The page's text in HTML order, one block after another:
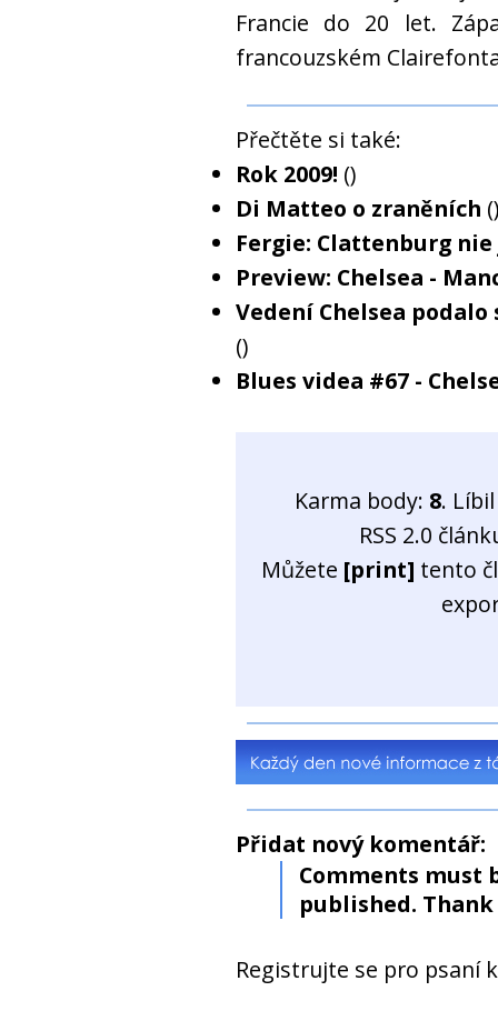
Francie do 20 let.
francouzském
Přečtěte si také:
Rok 2009! ()
Di Matteo o zraněních ()
Fergie: Clattenburg
Preview: Chelsea -
Vedení Chelsea
()
Blues videa #67 -
Karma body: 8.
RSS 2.0
Můžete [print] tento
Přidat nový komentář:
Comments must
published. Thank
Registrujte se pro psaní